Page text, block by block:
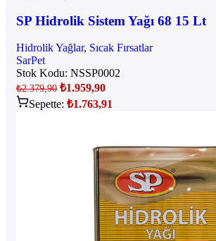
SP Hidrolik Sistem Yağı 68 15 Lt
Hidrolik Yağlar, Sıcak Fırsatlar
SarPet
Stok Kodu: NSSP0002
₺2.379,90 ₺1.959,90
Sepette: ₺1.763,91